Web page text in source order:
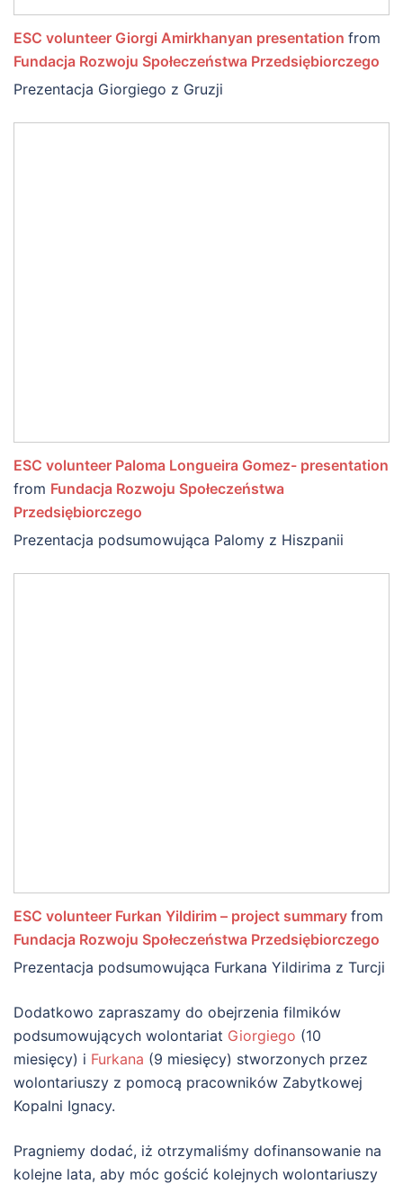
ESC volunteer Giorgi Amirkhanyan presentation from
Fundacja Rozwoju Społeczeństwa Przedsiębiorczego
Prezentacja Giorgiego z Gruzji
ESC volunteer Paloma Longueira Gomez- presentation
from Fundacja Rozwoju Społeczeństwa
Przedsiębiorczego
Prezentacja podsumowująca Palomy z Hiszpanii
ESC volunteer Furkan Yildirim – project summary from
Fundacja Rozwoju Społeczeństwa Przedsiębiorczego
Prezentacja podsumowująca Furkana Yildirima z Turcji
Dodatkowo zapraszamy do obejrzenia filmików
podsumowujących wolontariat Giorgiego (10
miesięcy) i Furkana (9 miesięcy) stworzonych przez
wolontariuszy z pomocą pracowników Zabytkowej
Kopalni Ignacy.
Pragniemy dodać, iż otrzymaliśmy dofinansowanie na
kolejne lata, aby móc gościć kolejnych wolontariuszy